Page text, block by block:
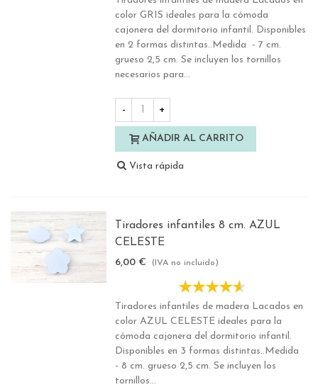
color GRIS ideales para la cómoda
cajonera del dormitorio infantil. Disponibles
en 2 formas distintas..Medida - 7 cm.
grueso 2,5 cm. Se incluyen los tornillos
necesarios para...
- +
AÑADIR AL CARRITO
Vista rápida
Tiradores infantiles 8 cm. AZUL
CELESTE
6,00 € (IVA no incluido)
Tiradores infantiles de madera Lacados en
color AZUL CELESTE ideales para la
cómoda cajonera del dormitorio infantil.
Disponibles en 3 formas distintas..Medida
- 8 cm. grueso 2,5 cm. Se incluyen los
tornillos...